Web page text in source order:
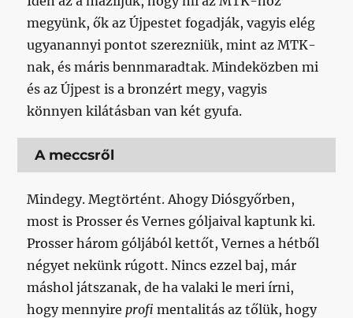
megyünk, ők az Újpestet fogadják, vagyis elég
ugyanannyi pontot szerezniük, mint az MTK-
nak, és máris bennmaradtak. Mindeközben mi
és az Újpest is a bronzért megy, vagyis
könnyen kilátásban van két gyufa.
A meccsről
Mindegy. Megtörtént. Ahogy Diósgyőrben,
most is Prosser és Vernes góljaival kaptunk ki.
Prosser három góljából kettőt, Vernes a hétből
négyet nekünk rúgott. Nincs ezzel baj, már
máshol játszanak, de ha valaki le meri írni,
hogy mennyire profi mentalitás az tőlük, hogy